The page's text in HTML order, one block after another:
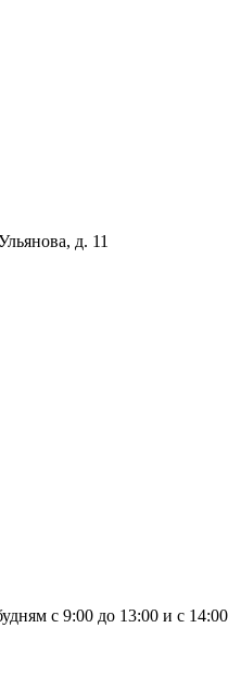
д. 11
с 9:00 до 13:00 и с 14:00